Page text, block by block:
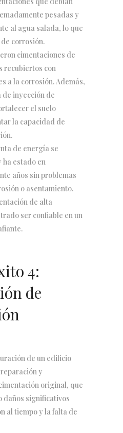
pesadas y
al agua salada, lo que
corrosión.
cimentaciones de
recubiertos con
a la corrosión. Además,
de inyección de
el suelo
la capacidad de
de energía se
ha estado en
años sin problemas
o asentamiento.
de alta
ser confiable en un
4:
de
de un edificio
y
original, que
daños significativos
al tiempo y la falta de